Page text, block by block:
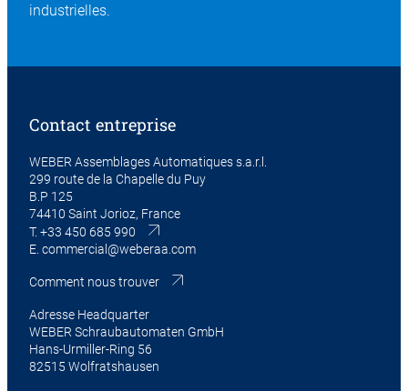
industrielles.
Contact entreprise
WEBER Assemblages Automatiques s.a.r.l.
299 route de la Chapelle du Puy
B.P 125
74410 Saint Jorioz, France
T. +33 450 685 990
E. commercial@weberaa.com
Comment nous trouver
Adresse Headquarter
WEBER Schraubautomaten GmbH
Hans-Urmiller-Ring 56
82515 Wolfratshausen